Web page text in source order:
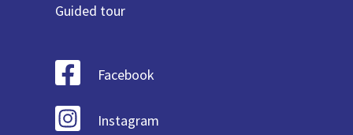
Guided tour
Facebook
Instagram